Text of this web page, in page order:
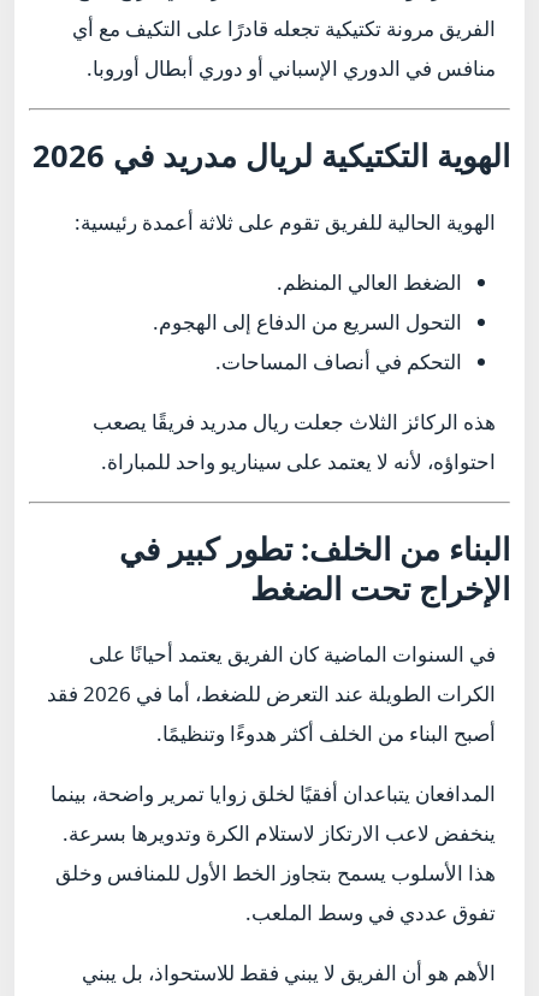
الفريق مرونة تكتيكية تجعله قادرًا على التكيف مع أي
منافس في الدوري الإسباني أو دوري أبطال أوروبا.
الهوية التكتيكية لريال مدريد في 2026
الهوية الحالية للفريق تقوم على ثلاثة أعمدة رئيسية:
الضغط العالي المنظم.
التحول السريع من الدفاع إلى الهجوم.
التحكم في أنصاف المساحات.
هذه الركائز الثلاث جعلت ريال مدريد فريقًا يصعب
احتواؤه، لأنه لا يعتمد على سيناريو واحد للمباراة.
البناء من الخلف: تطور كبير في
الإخراج تحت الضغط
في السنوات الماضية كان الفريق يعتمد أحيانًا على
الكرات الطويلة عند التعرض للضغط، أما في 2026 فقد
أصبح البناء من الخلف أكثر هدوءًا وتنظيمًا.
المدافعان يتباعدان أفقيًا لخلق زوايا تمرير واضحة، بينما
ينخفض لاعب الارتكاز لاستلام الكرة وتدويرها بسرعة.
هذا الأسلوب يسمح بتجاوز الخط الأول للمنافس وخلق
تفوق عددي في وسط الملعب.
الأهم هو أن الفريق لا يبني فقط للاستحواذ، بل يبني